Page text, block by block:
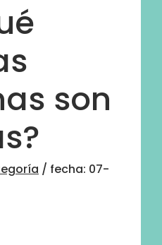
son
/ fecha: 07-